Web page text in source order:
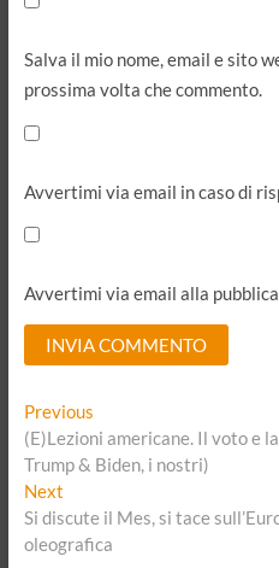
Salva il mio nome, email e sito
prossima volta che commento.
Avvertimi via email in caso di
Avvertimi via email alla
A
l
t
e
r
n
Navigazione
articoli
PreviousPrevious
post:
(E)Lezioni americane. Il voto e
Trump & Biden, i nostri)
NextNext
post:
Si discute il Mes, si tace
oleografica